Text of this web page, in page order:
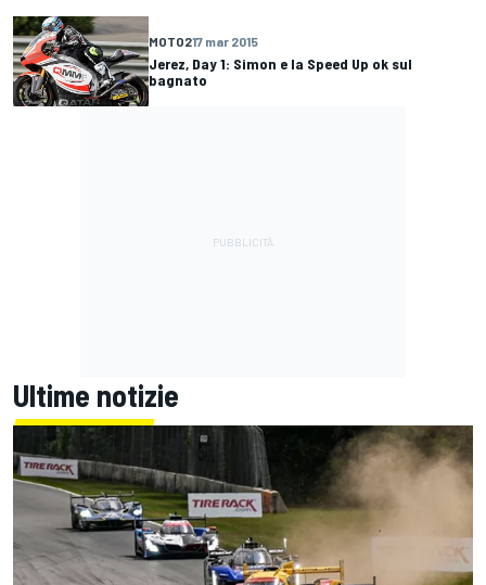
MOTO217 mar 2015
Jerez, Day 1: Simon e la Speed Up ok sul
bagnato
Ultime notizie